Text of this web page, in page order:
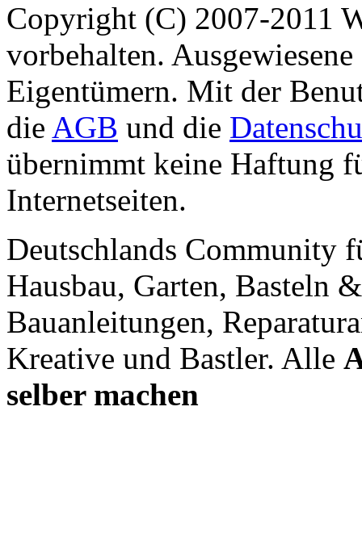
Copyright (C) 2007-2011
vorbehalten.
Eigentümern. Mit der
die AGB und die
übernimmt keine Haftung
Internetseiten.
Deutschlands Community
Hausbau, Garten, Basteln
Bauanleitungen,
Kreative und Bastler. Alle
selber machen